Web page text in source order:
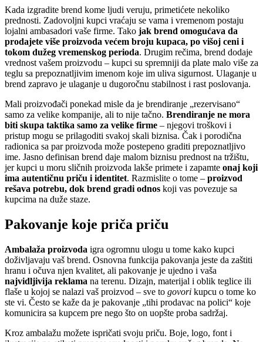
Kada izgradite brend kome ljudi veruju, primetićete nekoliko
prednosti. Zadovoljni kupci vraćaju se vama i vremenom postaju
lojalni ambasadori vaše firme. Tako jak brend omogućava da
prodajete više proizvoda većem broju kupaca, po višoj ceni i
tokom dužeg vremenskog perioda. Drugim rečima, brend dodaje
vrednost vašem proizvodu – kupci su spremniji da plate malo više za
teglu sa prepoznatljivim imenom koje im uliva sigurnost. Ulaganje u
brend zapravo je ulaganje u dugoročnu stabilnost i rast poslovanja.
Mali proizvođači ponekad misle da je brendiranje „rezervisano“
samo za velike kompanije, ali to nije tačno. Brendiranje ne mora
biti skupa taktika samo za velike firme – njegovi troškovi i
pristup mogu se prilagoditi svakoj skali biznisa. Čak i porodična
radionica sa par proizvoda može postepeno graditi prepoznatljivo
ime. Jasno definisan brend daje malom biznisu prednost na tržištu,
jer kupci u moru sličnih proizvoda lakše primete i zapamte onaj koji
ima autentičnu priču i identitet. Razmislite o tome – proizvod
rešava potrebu, dok brend gradi odnos koji vas povezuje sa
kupcima na duže staze.
Pakovanje koje priča priču
Ambalaža proizvoda igra ogromnu ulogu u tome kako kupci
doživljavaju vaš brend. Osnovna funkcija pakovanja jeste da zaštiti
hranu i očuva njen kvalitet, ali pakovanje je ujedno i vaša
najvidljivija reklama na terenu. Dizajn, materijal i oblik teglice ili
flaše u kojoj se nalazi vaš proizvod – sve to govori kupcu o tome ko
ste vi. Često se kaže da je pakovanje „tihi prodavac na polici“ koje
komunicira sa kupcem pre nego što on uopšte proba sadržaj.
Kroz ambalažu možete ispričati svoju priču. Boje, logo, font i